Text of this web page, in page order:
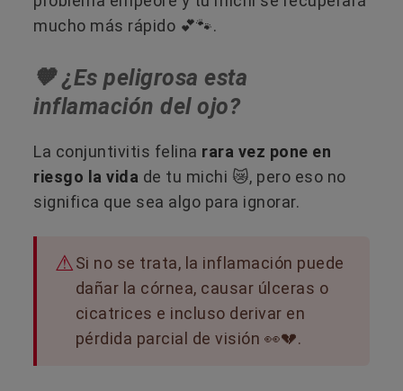
mucho más rápido 💕🐾.
🧡 ¿Es peligrosa esta
inflamación del ojo?
La conjuntivitis felina rara vez pone en
riesgo la vida de tu michi 😿, pero eso no
significa que sea algo para ignorar.
Si no se trata, la inflamación puede
dañar la córnea, causar úlceras o
cicatrices e incluso derivar en
pérdida parcial de visión 👀💔.